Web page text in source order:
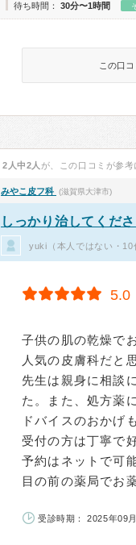
待ち時間： 30分〜1時間
この口
2人中2人 が、この口コミが参考
みやこ皮フ科 (滋賀県大津市)
しっかり治してくだ
yuki（本人ではない・10
5.0
子供の肌の乾燥で
人気の皮膚科だと
先生は親身に相談
た。また、処方薬
ドバイスのおかげ
受付の方は丁寧で
予約はネットで可
目の前の薬局でお
受診時期： 2025年09月